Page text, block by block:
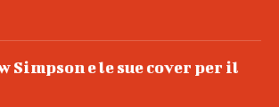
Simpson e le sue cover per il